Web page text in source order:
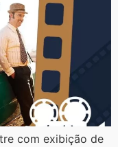
com exibição de